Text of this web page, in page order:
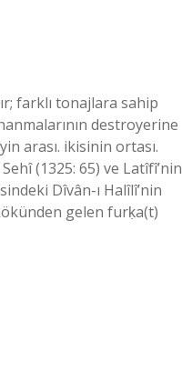
farklı tonajlara sahip
destroyerine
arası. ikisinin ortası.
(1325: 65) ve Latîfî’nin
Dîvân-ı Halîlî’nin
gelen furḳa(t)